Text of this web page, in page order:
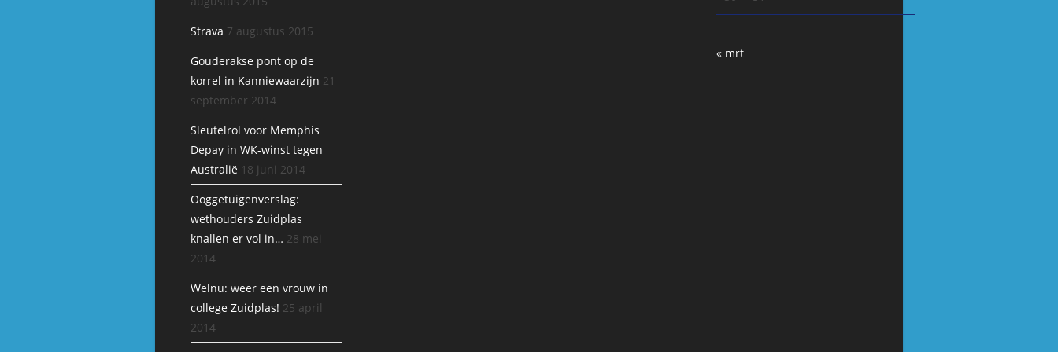
Strava 7 augustus 2015
Gouderakse pont op de
korrel in Kanniewaarzijn 21
september 2014
Sleutelrol voor Memphis
Depay in WK-winst tegen
Australië 18 juni 2014
Ooggetuigenverslag:
wethouders Zuidplas
knallen er vol in… 28 mei
2014
Welnu: weer een vrouw in
college Zuidplas! 25 april
2014
« mrt